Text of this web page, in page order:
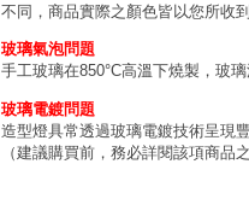
不同，商品實際之顏色皆以您所收
玻璃氣泡問題
手工玻璃在850°C高溫下燒製，玻
玻璃電鍍問題
造型燈具常透過玻璃電鍍技術呈現
（建議購買前，務必詳閱該項商品